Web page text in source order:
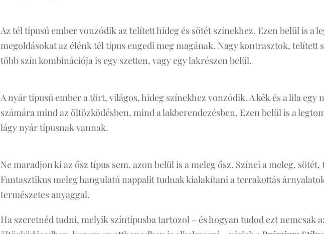
Az tél típusú ember vonzódik az telített hideg és sötét színekhez. Ezen belül is a
megoldásokat az élénk tél típus engedi meg magának. Nagy kontrasztok, telített
több szín kombinációja is egy szetten, vagy egy lakrészen belül.
A nyár típusú ember a tört, világos, hideg színekhez vonzódik. A kék és a lila egy
számára mind az öltözködésben, mind a lakberendezésben. Ezen belül is a
lágy nyár típusnak vannak.
Ne maradjon ki az ősz típus sem, azon belül is a meleg ősz. Színei a meleg,
Fantasztikus meleg hangulatú nappalit tudnak kialakítani a terrakottás
természetes anyaggal.
Ha szeretnéd tudni, melyik színtípusba tartozol – és hogyan tudod ezt nemcsak